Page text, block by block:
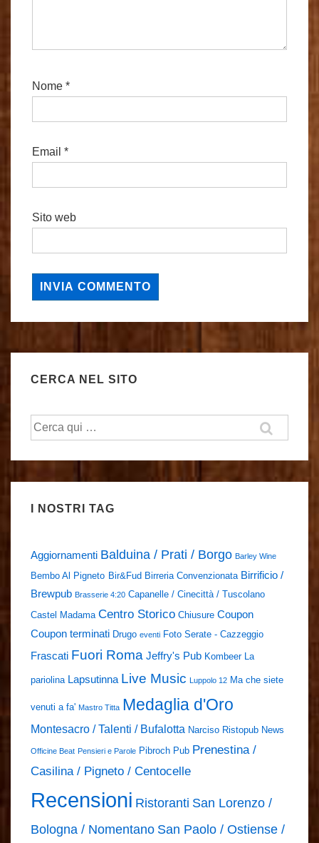
Nome *
Email *
Sito web
CERCA NEL SITO
Cerca:
I NOSTRI TAG
Aggiornamenti Balduina / Prati / Borgo Barley Wine
Bembo Al Pigneto Bir&Fud Birreria Convenzionata Birrificio /
Brewpub Brasserie 4:20 Capanelle / Cinecittà / Tuscolano
Castel Madama Centro Storico Chiusure Coupon
Coupon terminati Drugo eventi Foto Serate - Cazzeggio
Frascati Fuori Roma Jeffry's Pub Kombeer La
pariolina Lapsutinna Live Music Luppolo 12 Ma che siete
venuti a fa' Mastro Titta Medaglia d'Oro
Montesacro / Talenti / Bufalotta Narciso Ristopub News
Officine Beat Pensieri e Parole Pibroch Pub Prenestina /
Casilina / Pigneto / Centocelle
Recensioni Ristoranti San Lorenzo /
Bologna / Nomentano San Paolo / Ostiense /